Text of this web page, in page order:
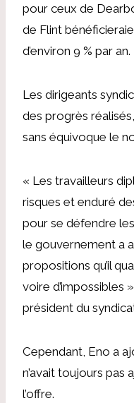
pour ceux de
de Flint
d’environ 9 % par an.
Les dirigeants
des progrès
sans équivoque le
« Les travailleurs
risques et enduré
pour se défendre
le gouvernement a
propositions qu’il
voire d’impossibles
président du
Cependant, Eno a
n’avait toujours pas
l’offre.